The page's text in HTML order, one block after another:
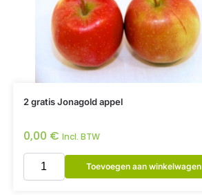
2 gratis Jonagold appel
0,00 € Incl. BTW
Toevoegen aan winkelwagen